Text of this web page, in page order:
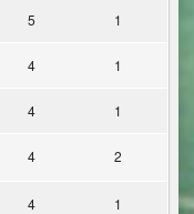
5 1
4 1
4 1
4 2
4 1